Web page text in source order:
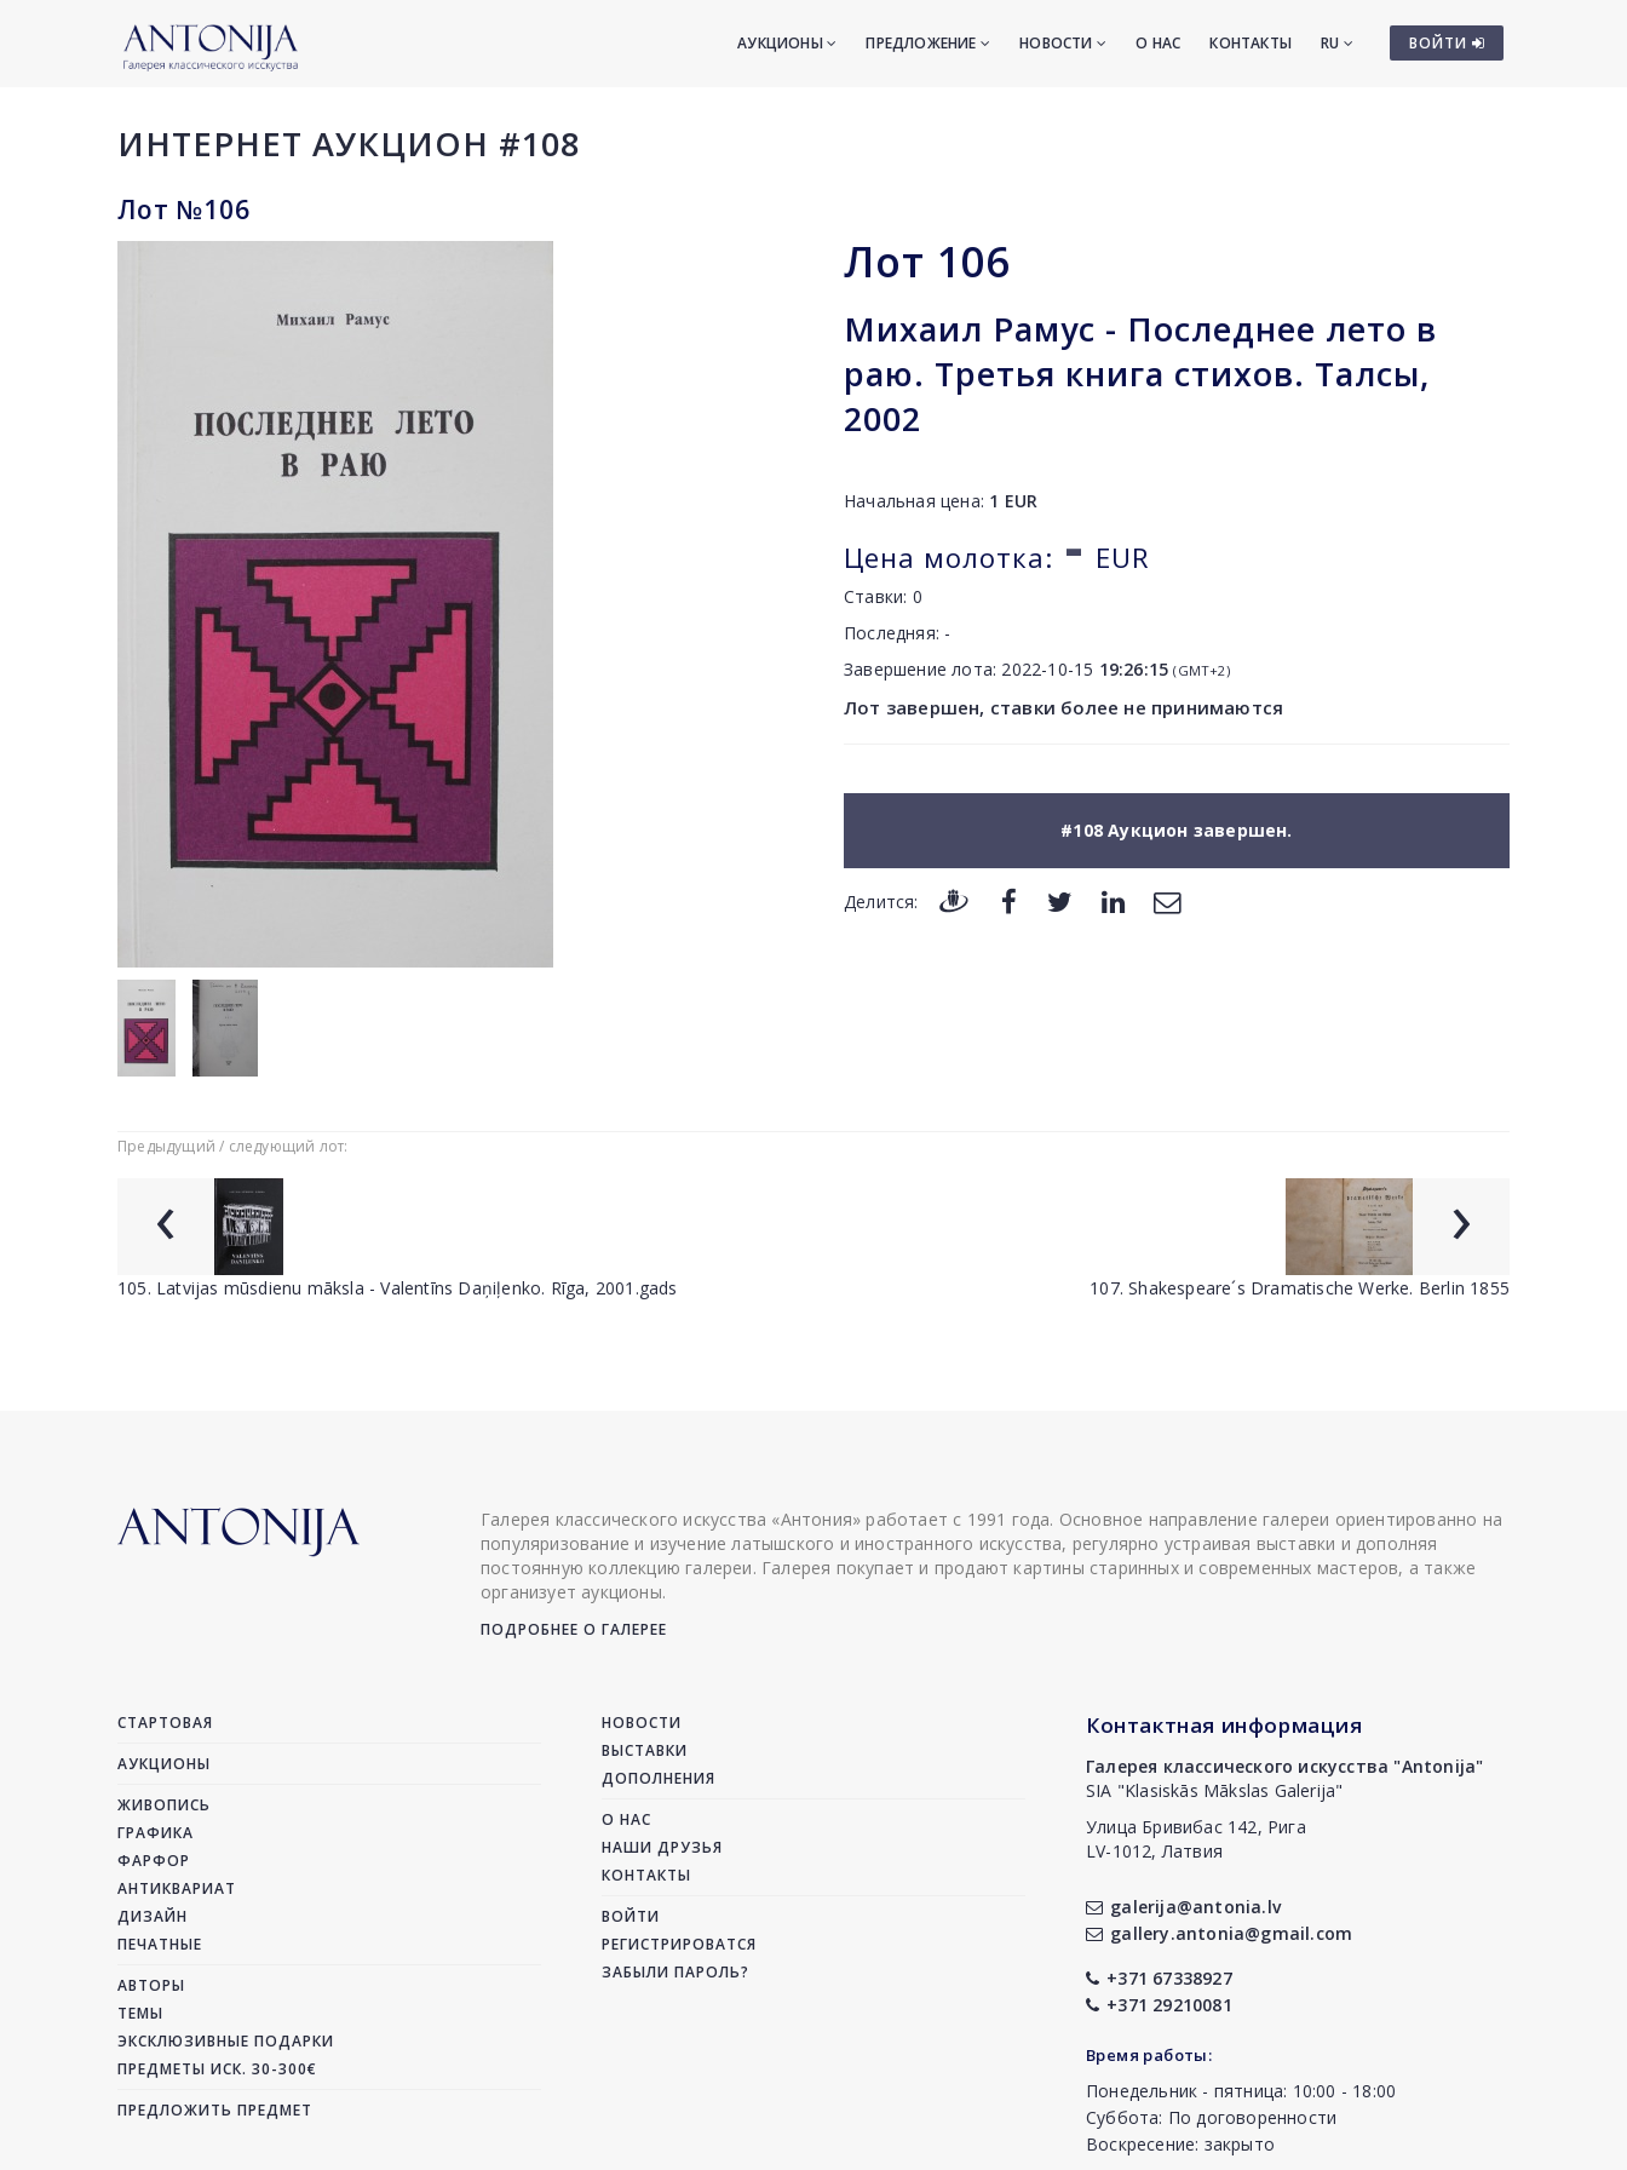
ВОЙТИ
АУКЦИОНЫ ПРЕДЛОЖЕНИЕ НОВОСТИ О НАС КОНТАКТЫ RU
ИНТЕРНЕТ АУКЦИОН #108
Лот №106
Лот 106
Михаил Рамус - Последнее лето в
раю. Третья книга стихов. Талсы,
2002
Начальная цена: 1 EUR
Цена молотка: - EUR
Ставки: 0
Последняя: -
Завершение лота: 2022-10-15 19:26:15 (GMT+2)
Лот завершен, ставки более не принимаются
#108 Аукцион завершен.
Делится:
Предыдущий / следующий лот:
‹
105. Latvijas mūsdienu māksla - Valentīns Daņiļenko. Rīga, 2001.gads
›
107. Shakespeare´s Dramatische Werke. Berlin 1855
Галерея классического искусства «Антония» работает с 1991 года. Основное направление галереи ориентированно на
популяризование и изучение латышского и иностранного искусства, регулярно устраивая выставки и дополняя
постоянную коллекцию галереи. Галерея покупает и продают картины старинных и современных мастеров, а также
организует аукционы.
ПОДРОБНЕЕ О ГАЛЕРЕЕ
СТАРТОВАЯ
АУКЦИОНЫ
ЖИВОПИСЬ
ГРАФИКА
ФАРФОР
АНТИКВАРИАТ
ДИЗАЙН
ПЕЧАТНЫЕ
АВТОРЫ
ТЕМЫ
ЭКСКЛЮЗИВНЫЕ ПОДАРКИ
ПРЕДМЕТЫ ИСК. 30-300€
ПРЕДЛОЖИТЬ ПРЕДМЕТ
НОВОСТИ
ВЫСТАВКИ
ДОПОЛНЕНИЯ
О НАС
НАШИ ДРУЗЬЯ
КОНТАКТЫ
ВОЙТИ
РЕГИСТРИРОВАТСЯ
ЗАБЫЛИ ПАРОЛЬ?
Контактная информация
Галерея классического искусства "Antonija"
SIA "Klasiskās Mākslas Galerija"
Улица Бривибас 142, Рига
LV-1012, Латвия
galerija@antonia.lv
gallery.antonia@gmail.com
+371 67338927
+371 29210081
Время работы:
Понедельник - пятница: 10:00 - 18:00
Суббота: По договоренности
Воскресение: закрыто